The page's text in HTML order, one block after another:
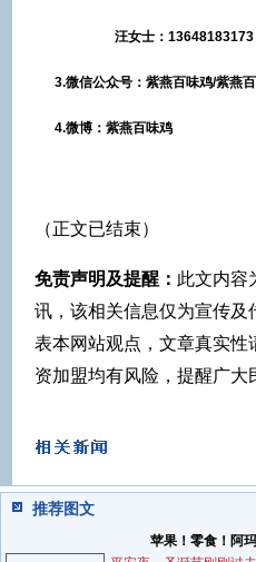
汪女士：13648183173
3.微信公众号：紫燕百味鸡/紫燕
4.微博：紫燕百味鸡
（正文已结束）
免责声明及提醒： 此文内容
讯，该相关信息仅为宣传
表本网站观点，文章真实性
资加盟均有风险，提醒广大
推荐图文
苹果！零食！阿